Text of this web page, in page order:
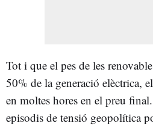
Tot i que el pes de les
50% de la generació elèctrica,
en moltes hores en el preu
episodis de tensió geopolítica